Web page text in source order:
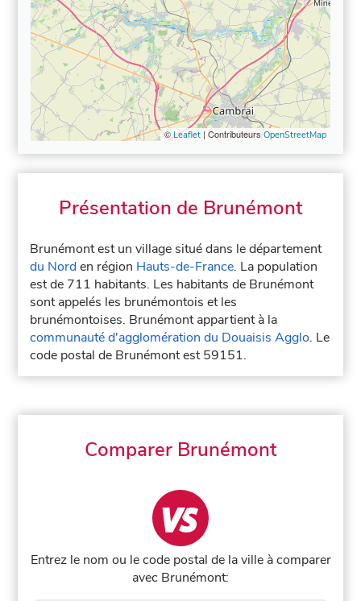
©Leaflet| ContributeursOpenStreetMap
Présentation de Brunémont
Brunémont est un village situé dans le département
du Norden région Hauts-de-France. La population
est de 711 habitants. Les habitants de Brunémont
sont appelés les brunémontois et les
brunémontoises. Brunémont appartient à la
communauté d'agglomération du Douaisis Agglo. Le
code postal de Brunémont est 59151.
Comparer Brunémont
Entrez le nom ou le code postal de la ville à comparer
avec Brunémont: